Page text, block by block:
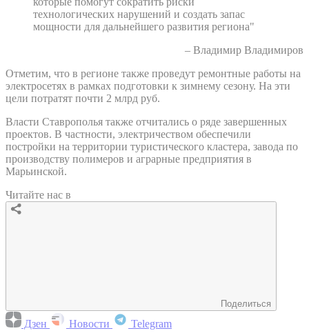
технологических нарушений и создать запас
мощности для дальнейшего развития региона"
– Владимир Владимиров
Отметим, что в регионе также проведут ремонтные работы на
электросетях в рамках подготовки к зимнему сезону. На эти
цели потратят почти 2 млрд руб.
Власти Ставрополья также отчитались о ряде завершенных
проектов. В частности, электричеством обеспечили
постройки на территории туристического кластера, завода по
производству полимеров и аграрные предприятия в
Марьинской.
Читайте нас в
Поделиться
Дзен Новости Telegram